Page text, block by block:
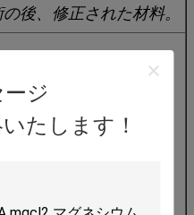
ジ
たします！
後、修正された材料。
: SO